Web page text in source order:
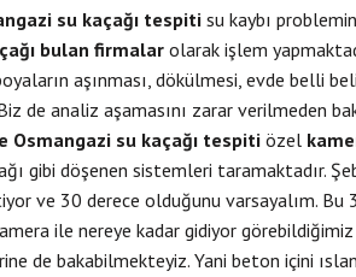
su kaçağı tespitisu kaybı
bulan firmalar olarak işlem
aşınması, dökülmesi, evde belli
de analiz aşamasını zarar verilmeden
Osmangazi su kaçağı tespitiözel
gibi döşenen sistemleri taramaktadır.
ve 30 derece olduğunu varsayalım. Bu
ile nereye kadar gidiyor görebildiğimiz
de bakabilmekteyiz. Yani beton içini